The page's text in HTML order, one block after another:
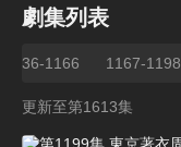
劇集列表
1136-1166 1167-1198
更新至第1613集